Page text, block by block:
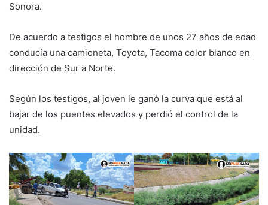
Sonora.
De acuerdo a testigos el hombre de unos 27 años de edad
conducía una camioneta, Toyota, Tacoma color blanco en
dirección de Sur a Norte.
Según los testigos, al joven le ganó la curva que está al
bajar de los puentes elevados y perdió el control de la
unidad.